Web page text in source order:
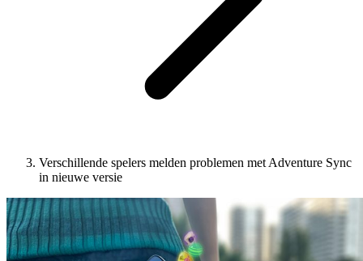
Verschillende spelers melden problemen met Adventure Sync
in nieuwe versie